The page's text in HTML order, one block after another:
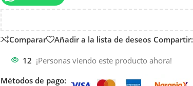
Comparar Añadir a la lista de deseos Compartir:
12 ¡Personas viendo este producto ahora!
Métodos de pago: